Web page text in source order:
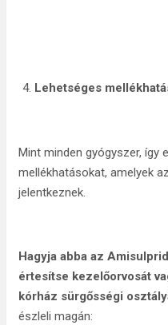
Lehetséges
Mint minden gyógyszer, így
mellékhatásokat, amelyek
jelentkeznek.
Hagyja abba az
értesítse kezelőorvosát
kórház sürgősségi
észleli magán: